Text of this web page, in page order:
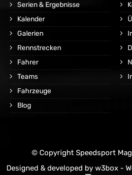
Serien & Ergebnisse
Kalender
Galerien
Rennstrecken
Fahrer
Teams
Fahrzeuge
Blog
© Copyright Speedsport
Designed & developed by w3box -